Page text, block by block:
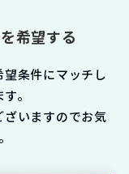
希望する
条件にマッチし
。
いますのでお気